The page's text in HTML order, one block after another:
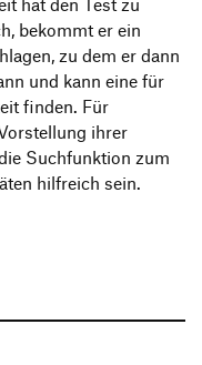
hat den Test zu
bekommt er ein
zu dem er dann
und kann eine für
finden. Für
ihrer
Suchfunktion zum
hilfreich sein.